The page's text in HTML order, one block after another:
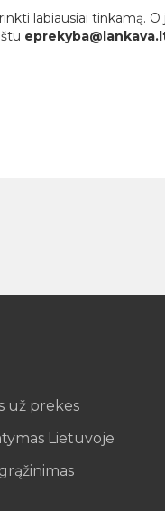
labiausiai tinkamą. O
už prekes
Lietuvoje